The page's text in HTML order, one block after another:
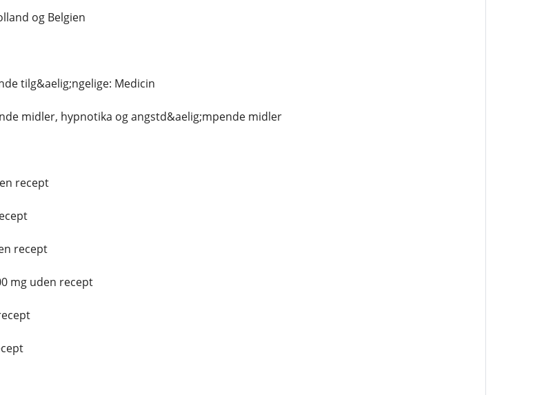
og Belgien
tilg&aelig;ngelige: Medicin
midler, hypnotika og angstd&aelig;mpende midler
recept
recept
mg uden recept